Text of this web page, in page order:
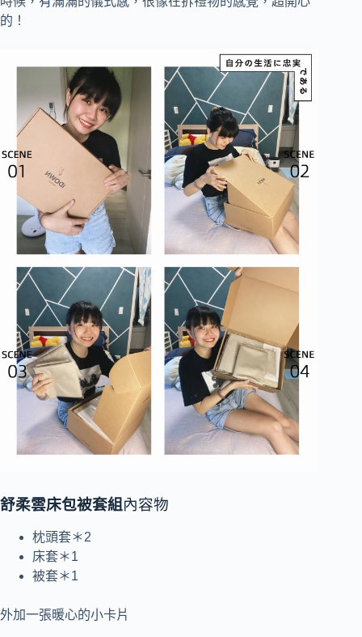
的！
舒柔雲床包被套組 內容物
枕頭套＊2
床套＊1
被套＊1
外加一張暖心的小卡片